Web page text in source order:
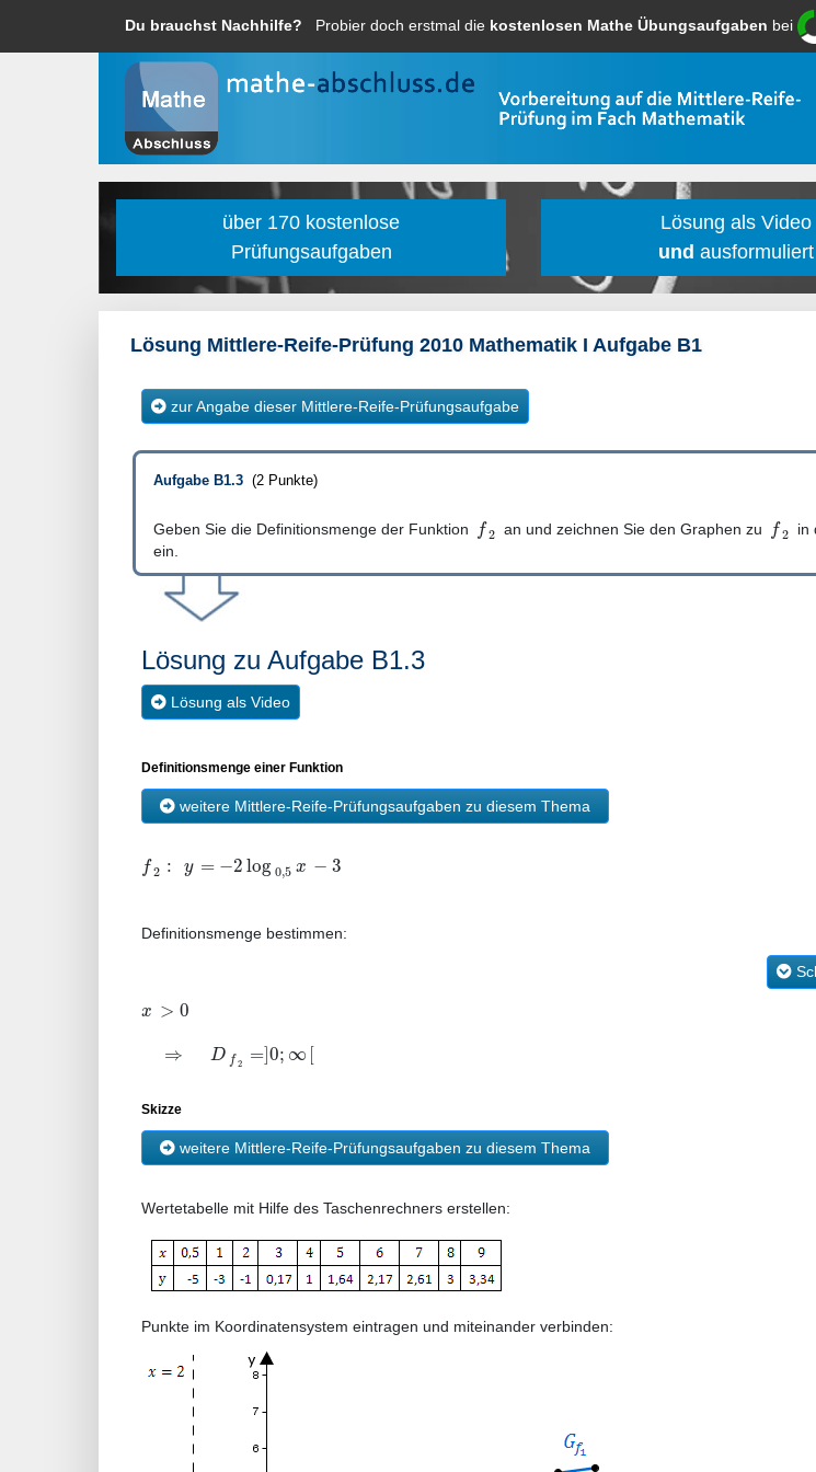
Du brauchst Nachhilfe? Probier doch erstmal die kostenlosen Mathe Übungsaufgaben bei
über 170 kostenlose
Prüfungsaufgaben
Lösung als Video
und ausformuliert
Lösung Mittlere-Reife-Prüfung 2010 Mathematik I Aufgabe B1
zur Angabe dieser Mittlere-Reife-Prüfungsaufgabe
Aufgabe B1.3 (2 Punkte)
Geben Sie die Definitionsmenge der Funktion f2 an und zeichnen Sie den Graphen zu f2 in
ein.
Lösung zu Aufgabe B1.3
Lösung als Video
Definitionsmenge einer Funktion
weitere Mittlere-Reife-Prüfungsaufgaben zu diesem Thema
f2 : y =−2log 0,5 x −3
Definitionsmenge bestimmen:
x > 0
⇒
D f2 =]0;∞[
Skizze
weitere Mittlere-Reife-Prüfungsaufgaben zu diesem Thema
Wertetabelle mit Hilfe des Taschenrechners erstellen:
Punkte im Koordinatensystem eintragen und miteinander verbinden: